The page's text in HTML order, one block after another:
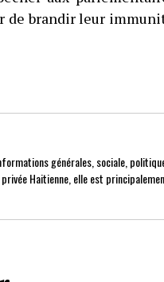
de brandir leur
générales, sociale,
Haitienne, elle est